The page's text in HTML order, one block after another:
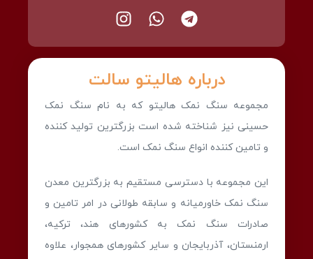
درباره هالیتو سالت
مجموعه سنگ نمک هالیتو که به نام سنگ نمک
حسینی نیز شناخته شده است بزرگترین تولید کننده
و تامین کننده انواع سنگ نمک است.
این مجموعه با دسترسی مستقیم به بزرگترین معدن
سنگ نمک خاورمیانه و سابقه طولانی در امر تامین و
صادرات سنگ نمک به کشورهای هند، ترکیه،
ارمنستان، آذربایجان و سایر کشورهای همجوار، علاوه